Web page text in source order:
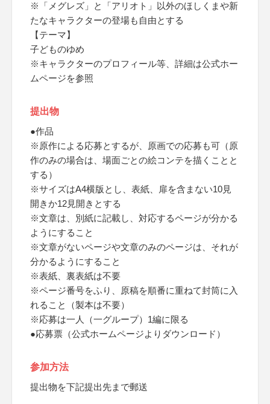
※「メグレズ」と「アリオト」以外のほしくまや新
たなキャラクターの登場も自由とする
【テーマ】
子どものゆめ
※キャラクターのプロフィール等、詳細は公式ホー
ムページを参照
提出物
●作品
※原作による応募とするが、原画での応募も可（原
作のみの場合は、場面ごとの絵コンテを描くことと
する）
※サイズはA4横版とし、表紙、扉を含まない10見
開きか12見開きとする
※文章は、別紙に記載し、対応するページが分かる
ようにすること
※文章がないページや文章のみのページは、それが
分かるようにすること
※表紙、裏表紙は不要
※ページ番号をふり、原稿を順番に重ねて封筒に入
れること（製本は不要）
※応募は一人（一グループ）1編に限る
●応募票（公式ホームページよりダウンロード）
参加方法
提出物を下記提出先まで郵送